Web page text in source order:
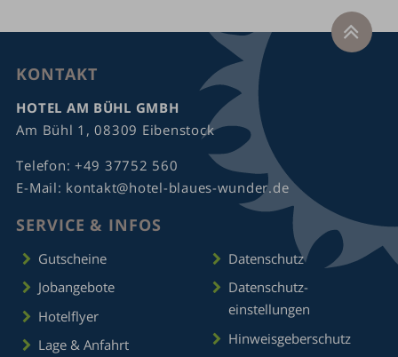
KONTAKT
HOTEL AM BÜHL GMBH
Am Bühl 1, 08309 Eibenstock
Telefon:+49 37752 560
E-Mail: kontakt@hotel-blaues-wunder.de
SERVICE & INFOS
Gutscheine
Jobangebote
Hotelflyer
Lage & Anfahrt
Datenschutz
Datenschutz­
einstellungen
Hinweisgeberschutz